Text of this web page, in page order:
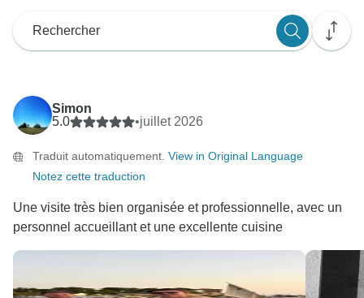
Simon
5.0
•juillet 2026
Traduit automatiquement. View in Original Language
Notez cette traduction
Une visite très bien organisée et professionnelle, avec un
personnel accueillant et une excellente cuisine